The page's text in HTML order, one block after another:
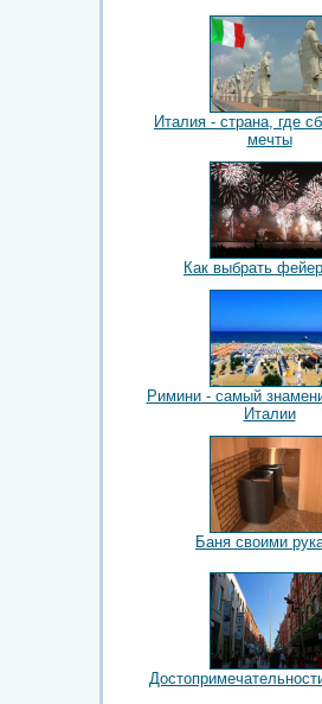
Италия - страна, где
мечты
Как выбрать
Римини - самый
Италии
Баня своими